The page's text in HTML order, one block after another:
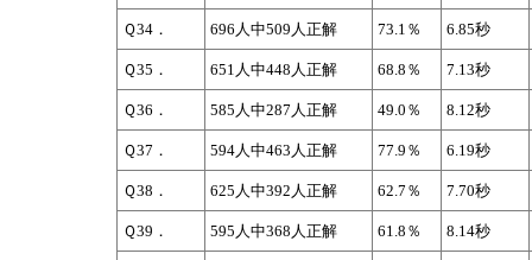
Ｑ34． 696人中509人正解 73.1％ 6.85秒
Ｑ35． 651人中448人正解 68.8％ 7.13秒
Ｑ36． 585人中287人正解 49.0％ 8.12秒
Ｑ37． 594人中463人正解 77.9％ 6.19秒
Ｑ38． 625人中392人正解 62.7％ 7.70秒
Ｑ39． 595人中368人正解 61.8％ 8.14秒